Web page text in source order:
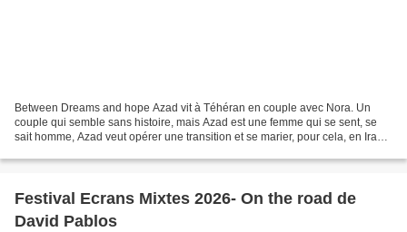
Between Dreams and hope Azad vit à Téhéran en couple avec Nora. Un
couple qui semble sans histoire, mais Azad est une femme qui se sent, se
sait homme, Azad veut opérer une transition et se marier, pour cela, en Iran,
Festival Ecrans Mixtes 2026- On the road de
David Pablos